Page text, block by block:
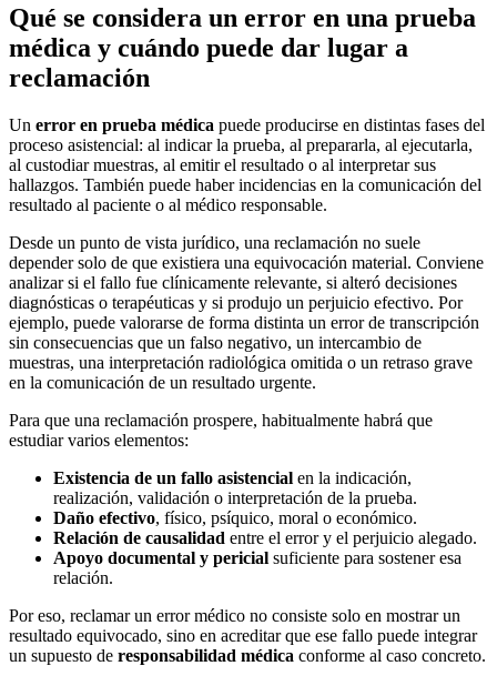
Qué se considera un error en una prueba
médica y cuándo puede dar lugar a
reclamación
Un error en prueba médica puede producirse en distintas fases del
proceso asistencial: al indicar la prueba, al prepararla, al ejecutarla,
al custodiar muestras, al emitir el resultado o al interpretar sus
hallazgos. También puede haber incidencias en la comunicación del
resultado al paciente o al médico responsable.
Desde un punto de vista jurídico, una reclamación no suele
depender solo de que existiera una equivocación material. Conviene
analizar si el fallo fue clínicamente relevante, si alteró decisiones
diagnósticas o terapéuticas y si produjo un perjuicio efectivo. Por
ejemplo, puede valorarse de forma distinta un error de transcripción
sin consecuencias que un falso negativo, un intercambio de
muestras, una interpretación radiológica omitida o un retraso grave
en la comunicación de un resultado urgente.
Para que una reclamación prospere, habitualmente habrá que
estudiar varios elementos:
Existencia de un fallo asistencial en la indicación,
realización, validación o interpretación de la prueba.
Daño efectivo, físico, psíquico, moral o económico.
Relación de causalidad entre el error y el perjuicio alegado.
Apoyo documental y pericial suficiente para sostener esa
relación.
Por eso, reclamar un error médico no consiste solo en mostrar un
resultado equivocado, sino en acreditar que ese fallo puede integrar
un supuesto de responsabilidad médica conforme al caso concreto.